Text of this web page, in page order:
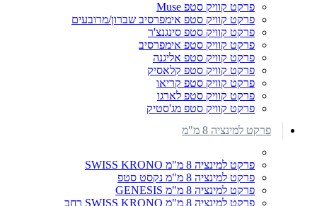
פרקט קוויק סטפ Muse
פרקט קוויק סטפ אימפרסיב שברון/מרובעים
פרקט קוויק סטפ סינגנצ'ר
פרקט קוויק סטפ אימפרסיב
פרקט קוויק סטפ אליגנה
פרקט קוויק סטפ קלאסיק
פרקט קוויק סטפ קריאו
פרקט קוויק סטפ לארגו
פרקט קוויק סטפ מג'סטיק
פרקט למינציה 8 מ"מ
פרקט למינציה 8 מ"מ SWISS KRONO
פרקט למינציה 8 מ"מ נקסט סטפ
פרקט למינציה 8 מ"מ GENESIS
פרקט למינציה 8 מ"מ SWISS KRONO רחב